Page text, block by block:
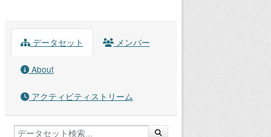
データセット メンバー
About
アクティビティストリーム